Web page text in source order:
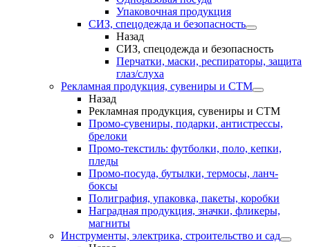
Упаковочная продукция
СИЗ, спецодежда и безопасность
Назад
СИЗ, спецодежда и безопасность
Перчатки, маски, респираторы, защита
глаз/слуха
Рекламная продукция, сувениры и СТМ
Назад
Рекламная продукция, сувениры и СТМ
Промо-сувениры, подарки, антистрессы,
брелоки
Промо-текстиль: футболки, поло, кепки,
пледы
Промо-посуда, бутылки, термосы, ланч-
боксы
Полиграфия, упаковка, пакеты, коробки
Наградная продукция, значки, фликеры,
магниты
Инструменты, электрика, строительство и сад